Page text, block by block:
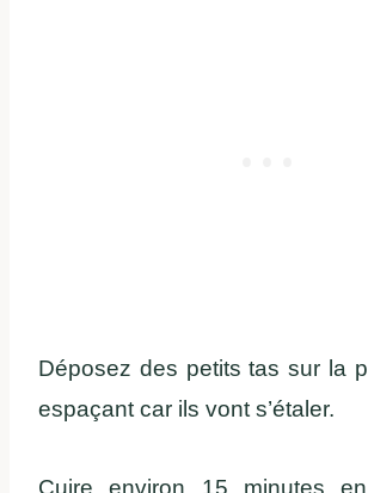
Déposez des petits tas sur la
espaçant car ils vont s’étaler.
Cuire environ 15 minutes